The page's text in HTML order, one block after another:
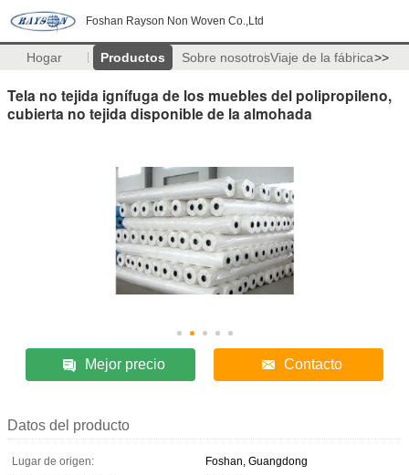
Foshan Rayson Non Woven Co.,Ltd
Hogar Productos Sobre nosotrosViaje de la fábrica>>
Tela no tejida ignífuga de los muebles del polipropileno,
cubierta no tejida disponible de la almohada
Mejor precio Contacto
Datos del producto
Lugar de origen:
Foshan, Guangdong